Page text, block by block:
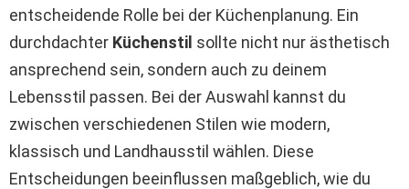
entscheidende Rolle bei der Küchenplanung. Ein
durchdachter Küchenstil sollte nicht nur ästhetisch
ansprechend sein, sondern auch zu deinem
Lebensstil passen. Bei der Auswahl kannst du
zwischen verschiedenen Stilen wie modern,
klassisch und Landhausstil wählen. Diese
Entscheidungen beeinflussen maßgeblich, wie du